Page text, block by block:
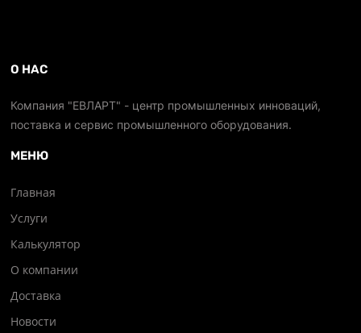
О НАС
Компания "ЕВЛАРТ" - центр промышленных инноваций,
поставка и сервис промышленного оборудования.
МЕНЮ
Главная
Услуги
Калькулятор
О компании
Доставка
Новости